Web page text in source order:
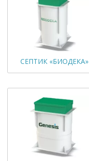
СЕПТИК «БИОДЕКА»